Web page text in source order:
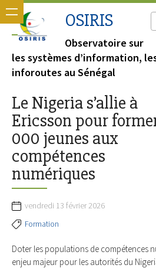
OSIRIS
Observatoire sur
les systèmes d’information,
inforoutes au Sénégal
Le Nigeria s’allie à
Ericsson pour
000 jeunes aux
compétences
numériques
vendredi 13 février 2026
Formation
Doter les populations de compétences
enjeu majeur pour les autorités du